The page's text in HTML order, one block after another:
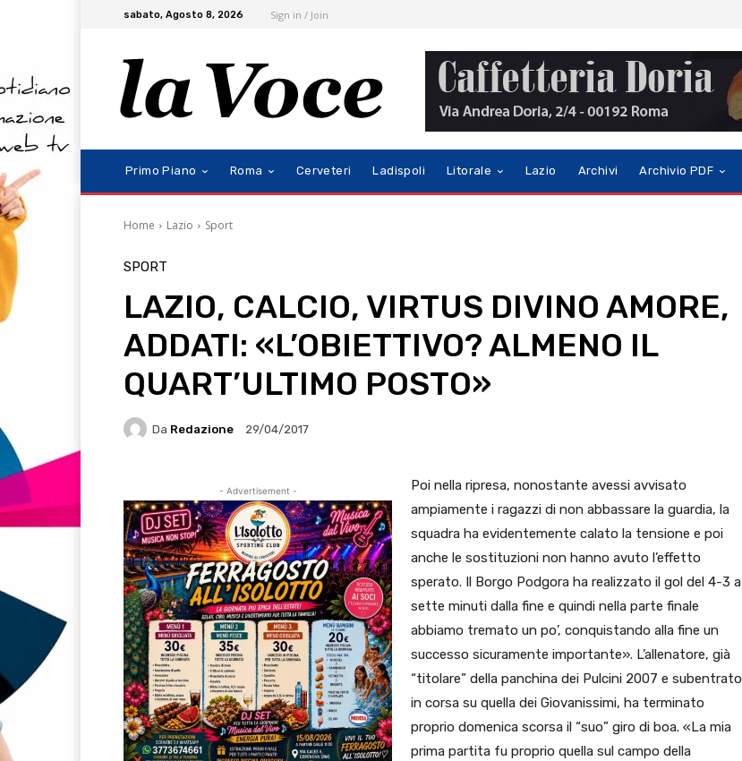
sabato, Agosto 8, 2026 Sign in / Join
Primo Piano Roma Cerveteri Ladispoli Litorale Lazio Archivi Archivio PDF
Home Lazio Sport
SPORT
LAZIO, CALCIO, VIRTUS DIVINO AMORE,
ADDATI: «L’OBIETTIVO? ALMENO IL
QUART’ULTIMO POSTO»
Da Redazione 29/04/2017
- Advertisement -
Poi nella ripresa, nonostante avessi avvisato
ampiamente i ragazzi di non abbassare la guardia, la
squadra ha evidentemente calato la tensione e poi
anche le sostituzioni non hanno avuto l’effetto
sperato. Il Borgo Podgora ha realizzato il gol del 4-3 a
sette minuti dalla fine e quindi nella parte finale
abbiamo tremato un po’, conquistando alla fine un
successo sicuramente importante». L’allenatore, già
“titolare” della panchina dei Pulcini 2007 e subentrato
in corsa su quella dei Giovanissimi, ha terminato
proprio domenica scorsa il “suo” giro di boa. «La mia
prima partita fu proprio quella sul campo della